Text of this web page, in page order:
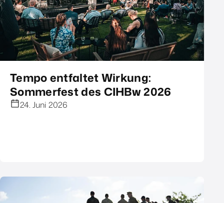
Tempo entfaltet Wirkung:
Sommerfest des CIHBw 2026
24. Juni 2026